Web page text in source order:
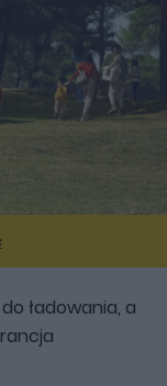
ładowania, a